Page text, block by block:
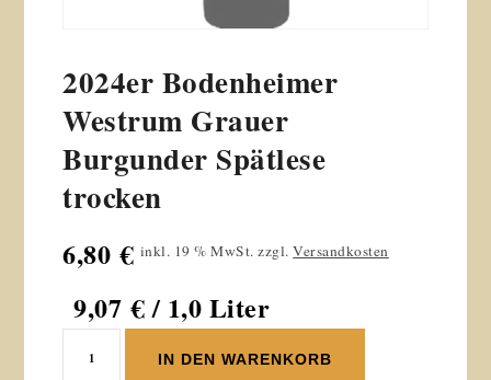
2024er Bodenheimer
Westrum Grauer
Burgunder Spätlese
trocken
6,80€ inkl. 19 % MwSt. zzgl.Versandkosten
9,07€/ 1,0 Liter
BodenheimerIN DEN WARENKORB